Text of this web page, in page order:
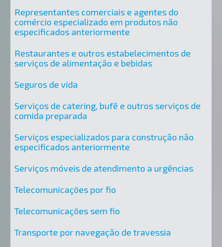
Representantes comerciais e agentes do
comércio especializado em produtos não
especificados anteriormente
Restaurantes e outros estabelecimentos de
serviços de alimentação e bebidas
Seguros de vida
Serviços de catering, bufê e outros serviços de
comida preparada
Serviços especializados para construção não
especificados anteriormente
Serviços móveis de atendimento a urgências
Telecomunicações por fio
Telecomunicações sem fio
Transporte por navegação de travessia